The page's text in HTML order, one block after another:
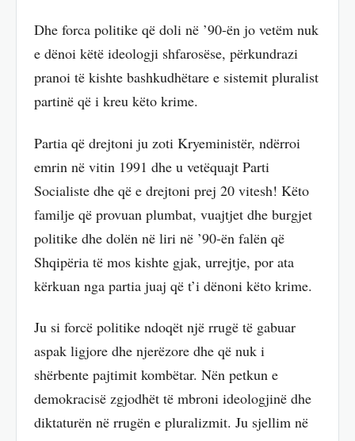
Dhe forca politike që doli në ’90-ën jo vetëm nuk
e dënoi këtë ideologji shfarosëse, përkundrazi
pranoi të kishte bashkudhëtare e sistemit pluralist
partinë që i kreu këto krime.
Partia që drejtoni ju zoti Kryeministër, ndërroi
emrin në vitin 1991 dhe u vetëquajt Parti
Socialiste dhe që e drejtoni prej 20 vitesh! Këto
familje që provuan plumbat, vuajtjet dhe burgjet
politike dhe dolën në liri në ’90-ën falën që
Shqipëria të mos kishte gjak, urrejtje, por ata
kërkuan nga partia juaj që t’i dënoni këto krime.
Ju si forcë politike ndoqët një rrugë të gabuar
aspak ligjore dhe njerëzore dhe që nuk i
shërbente pajtimit kombëtar. Nën petkun e
demokracisë zgjodhët të mbroni ideologjinë dhe
diktaturën në rrugën e pluralizmit. Ju sjellim në